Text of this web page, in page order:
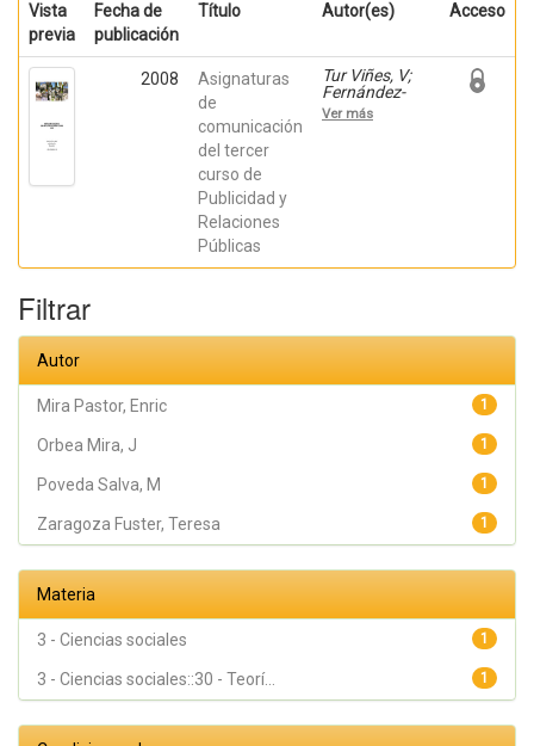
Vista
previa
Fecha de
publicación
Título Autor(es) Acceso
2008
Asignaturas
de
comunicación
del tercer
curso de
Publicidad y
Relaciones
Públicas
Tur Viñes, V;
Fernández-
Poyatos, Mª
Dolores; Mira
Ver más
Filtrar
Autor
1
Mira Pastor, Enric
1
Orbea Mira, J
1
Poveda Salva, M
1
Zaragoza Fuster, Teresa
Materia
1
3 - Ciencias sociales
1
3 - Ciencias sociales::30 - Teorí...